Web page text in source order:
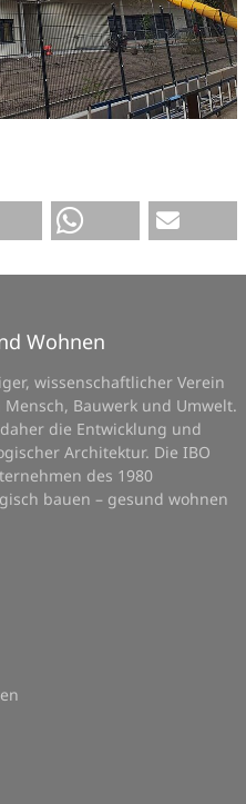
Wohnen
wissenschaftlicher Verein
Bauwerk und Umwelt.
die Entwicklung und
Architektur. Die IBO
des 1980
bauen – gesund wohnen